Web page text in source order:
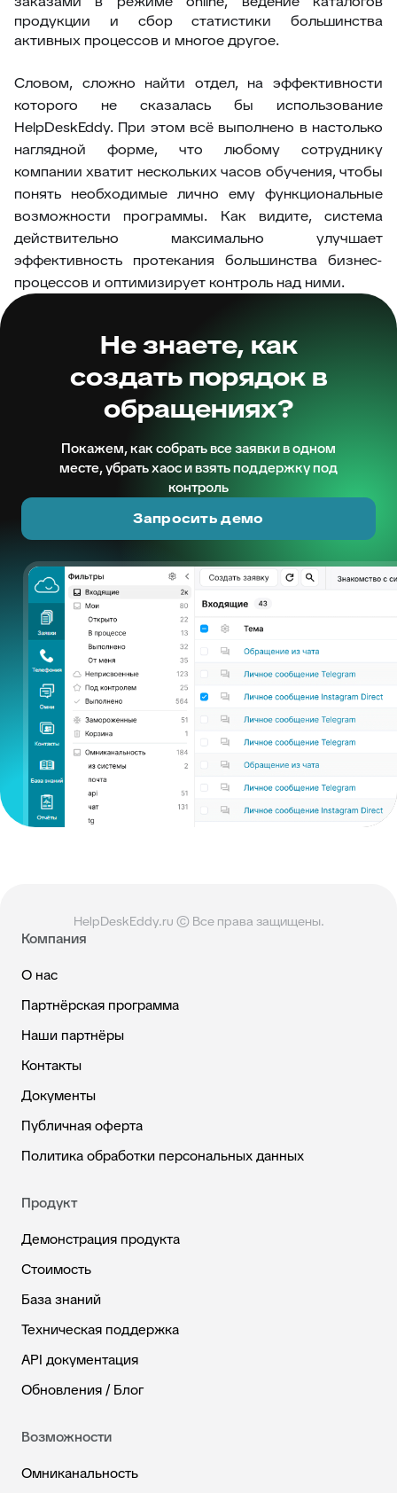
продукции и сбор статистики большинства
активных процессов и многое другое.
Словом, сложно найти отдел, на эффективности
которого не сказалась бы использование
HelpDeskEddy. При этом всё выполнено в настолько
наглядной форме, что любому сотруднику
компании хватит нескольких часов обучения, чтобы
понять необходимые лично ему функциональные
возможности программы. Как видите, система
действительно максимально улучшает
эффективность протекания большинства бизнес-
процессов и оптимизирует контроль над ними.
Не знаете, как
создать порядок в
обращениях?
Покажем, как собрать все заявки в одном
месте, убрать хаос и взять поддержку под
контроль
Запросить демо
HelpDeskEddy.ru © Все права защищены.
Компания
О нас
Партнёрская программа
Наши партнёры
Контакты
Документы
Публичная оферта
Политика обработки персональных данных
Продукт
Демонстрация продукта
Стоимость
База знаний
Техническая поддержка
API документация
Обновления / Блог
Возможности
Омниканальность